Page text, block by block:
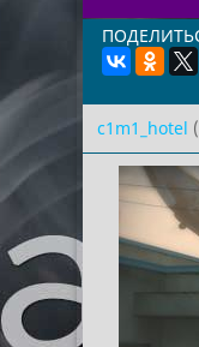
c1m1_hotel